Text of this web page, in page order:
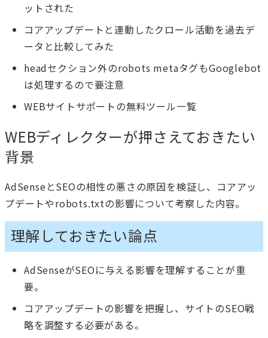
ットされた
コアアップデートと連動したクロール活動を過去デ
ータと比較してみた
headセクション外のrobots metaタグもGooglebot
は処理するので要注意
WEBサイトサポートの無料ツール一覧
WEBディレクターが押さえておきたい
背景
AdSenseとSEOの相性の悪さの原因を検証し、コアアッ
プデートやrobots.txtの影響について考察した内容。
理解しておきたい論点
AdSenseがSEOに与える影響を理解することが重
要。
コアアップデートの影響を把握し、サイトのSEO戦
略を調整する必要がある。